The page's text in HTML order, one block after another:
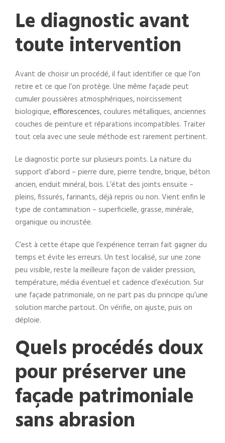
Le diagnostic avant
toute intervention
Avant de choisir un procédé, il faut identifier ce que l’on
retire et ce que l’on protège. Une même façade peut
cumuler poussières atmosphériques, noircissement
biologique,efflorescences, coulures métalliques, anciennes
couches de peinture et réparations incompatibles. Traiter
tout cela avec une seule méthode est rarement pertinent.
Le diagnostic porte sur plusieurs points. La nature du
support d’abord – pierre dure, pierre tendre, brique, béton
ancien, enduit minéral, bois. L’état des joints ensuite –
pleins, fissurés, farinants, déjà repris ou non. Vient enfin le
type de contamination – superficielle, grasse, minérale,
organique ou incrustée.
C’est à cette étape que l’expérience terrain fait gagner du
temps et évite les erreurs. Un test localisé, sur une zone
peu visible, reste la meilleure façon de valider pression,
température, média éventuel et cadence d’exécution. Sur
une façade patrimoniale, on ne part pas du principe qu’une
solution marche partout. On vérifie, on ajuste, puis on
déploie.
Quels procédés doux
pour préserver une
façade patrimoniale
sans abrasion